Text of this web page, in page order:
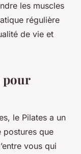
les muscles
régulière
de vie et
pour
le Pilates a un
postures que
vous qui